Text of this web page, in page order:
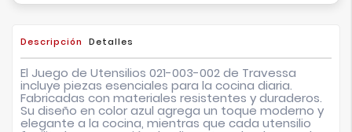
Descripción Detalles
El Juego de Utensilios 021-003-002 de Travessa
incluye piezas esenciales para la cocina diaria.
Fabricadas con materiales resistentes y duraderos.
Su diseño en color azul agrega un toque moderno y
elegante a la cocina, mientras que cada utensilio